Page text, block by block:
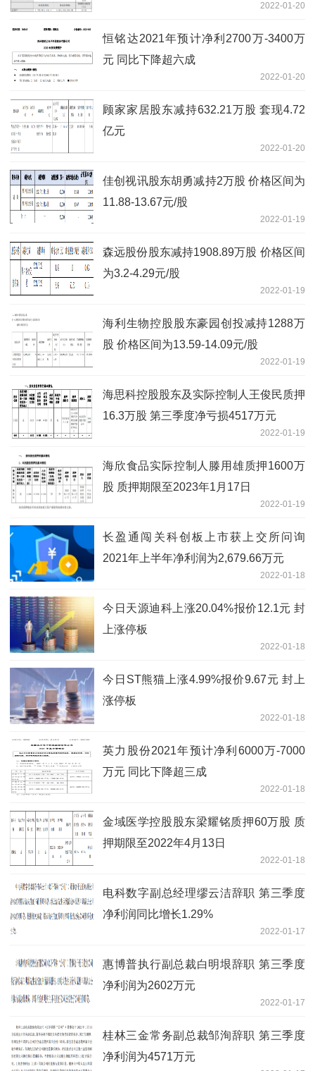
2022-01-20
恒铭达2021年预计净利2700万-3400万
元 同比下降超六成
2022-01-20
顾家家居股东减持632.21万股 套现4.72
亿元
2022-01-20
佳创视讯股东胡勇减持2万股 价格区间为
11.88-13.67元/股
2022-01-19
森远股份股东减持1908.89万股 价格区间
为3.2-4.29元/股
2022-01-19
海利生物控股股东豪园创投减持1288万
股 价格区间为13.59-14.09元/股
2022-01-19
海思科控股股东及实际控制人王俊民质押
16.3万股 第三季度净亏损4517万元
2022-01-19
海欣食品实际控制人滕用雄质押1600万
股 质押期限至2023年1月17日
2022-01-19
长盈通闯关科创板上市获上交所问询
2021年上半年净利润为2,679.66万元
2022-01-18
今日天源迪科上涨20.04%报价12.1元 封
上涨停板
2022-01-18
今日ST熊猫上涨4.99%报价9.67元 封上
涨停板
2022-01-18
英力股份2021年预计净利6000万-7000
万元 同比下降超三成
2022-01-18
金域医学控股股东梁耀铭质押60万股 质
押期限至2022年4月13日
2022-01-18
电科数字副总经理缪云洁辞职 第三季度
净利润同比增长1.29%
2022-01-17
惠博普执行副总裁白明垠辞职 第三季度
净利润为2602万元
2022-01-17
桂林三金常务副总裁邹洵辞职 第三季度
净利润为4571万元